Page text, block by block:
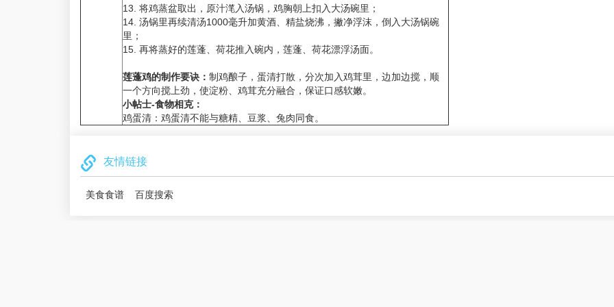
13. 将鸡蒸盆取出，原汁滗入汤锅，鸡胸朝上扣入大汤碗里；
14. 汤锅里再续清汤1000毫升加黄酒、精盐烧沸，撇净浮沫，倒入大汤锅碗
里；
15. 再将蒸好的莲蓬、荷花推入碗内，莲蓬、荷花漂浮汤面。
莲蓬鸡的制作要诀： 制鸡酿子，蛋清打散，分次加入鸡茸里，边加边搅，顺
一个方向搅上劲，使淀粉、鸡茸充分融合，保证口感软嫩。
小帖士-食物相克：
鸡蛋清：鸡蛋清不能与糖精、豆浆、兔肉同食。
友情链接
美食食谱 百度搜索